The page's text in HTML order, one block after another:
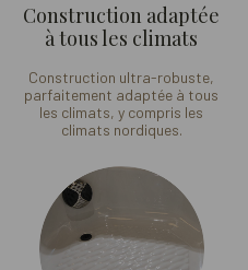
Construction adaptée
à tous les climats
Construction ultra-robuste,
parfaitement adaptée à tous
les climats, y compris les
climats nordiques.